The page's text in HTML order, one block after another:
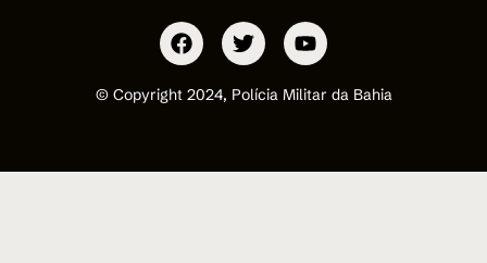
© Copyright 2024, Polícia Militar da Bahia